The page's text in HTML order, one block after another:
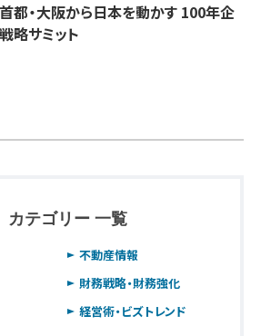
都・大阪から日本を動かす 100年企
略サミット
カテゴリー 一覧
不動産情報
財務戦略・財務強化
経営術・ビズトレンド